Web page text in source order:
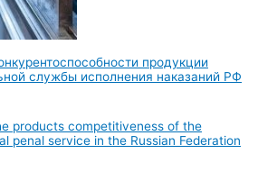
продукции
службы исполнения наказаний РФ
products competitiveness of the
penal service in the Russian Federation